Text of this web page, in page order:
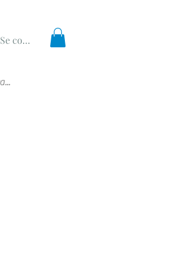
Se connecter